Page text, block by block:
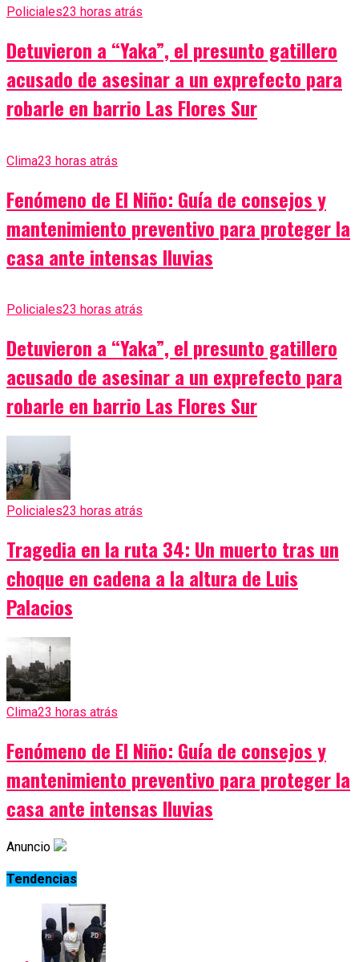
Policiales23 horas atrás
Detuvieron a “Yaka”, el presunto gatillero
acusado de asesinar a un exprefecto para
robarle en barrio Las Flores Sur
Clima23 horas atrás
Fenómeno de El Niño: Guía de consejos y
mantenimiento preventivo para proteger la
casa ante intensas lluvias
Policiales23 horas atrás
Detuvieron a “Yaka”, el presunto gatillero
acusado de asesinar a un exprefecto para
robarle en barrio Las Flores Sur
Policiales23 horas atrás
Tragedia en la ruta 34: Un muerto tras un
choque en cadena a la altura de Luis
Palacios
Clima23 horas atrás
Fenómeno de El Niño: Guía de consejos y
mantenimiento preventivo para proteger la
casa ante intensas lluvias
Anuncio
Tendencias